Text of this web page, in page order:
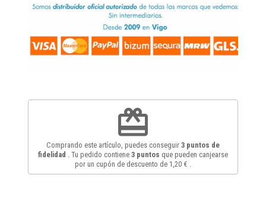
redeem
Comprando este artículo, puedes conseguir 3 puntos de
fidelidad
. Tu pedido contiene 3 puntos que pueden canjearse
por un cupón de descuento de 1,20 €